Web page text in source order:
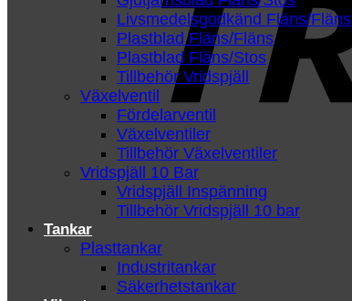
Livsmedelsgodkänd Fläns/Fläns
Plastblad Fläns/Fläns
Plastblad Fläns/Stos
Tillbehör Vridspjäll
Växelventil
Fördelarventil
Växelventiler
Tillbehör Växelventiler
Vridspjäll 10 Bar
Vridspjäll Inspänning
Tillbehör Vridspjäll 10 bar
Tankar
Plasttankar
Industritankar
Säkerhetstankar